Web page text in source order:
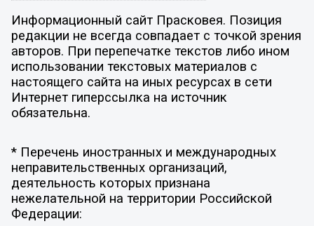
Информационный сайт Прасковея. Позиция
редакции не всегда совпадает с точкой зрения
авторов. При перепечатке текстов либо ином
использовании текстовых материалов с
настоящего сайта на иных ресурсах в сети
Интернет гиперссылка на источник
обязательна.
* Перечень иностранных и международных
неправительственных организаций,
деятельность которых признана
нежелательной на территории Российской
Федерации: